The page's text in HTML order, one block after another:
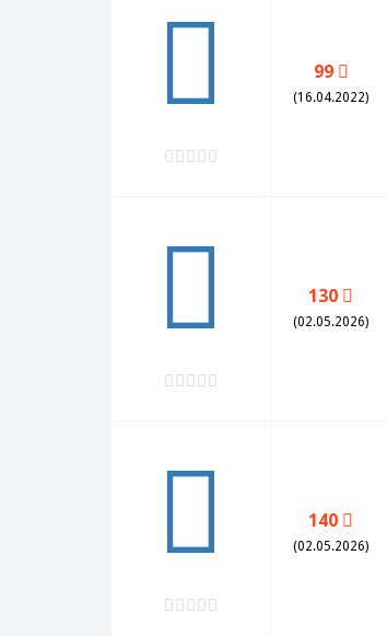
99
(16.04.2022)
130
(02.05.2026)
140
(02.05.2026)